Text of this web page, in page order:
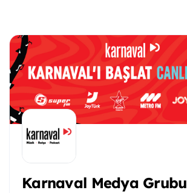
Karnaval Medya Grubu